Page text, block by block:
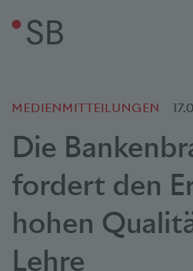
MEDIENMITTEILUNGEN
Die
fordert den
hohen
Lehre